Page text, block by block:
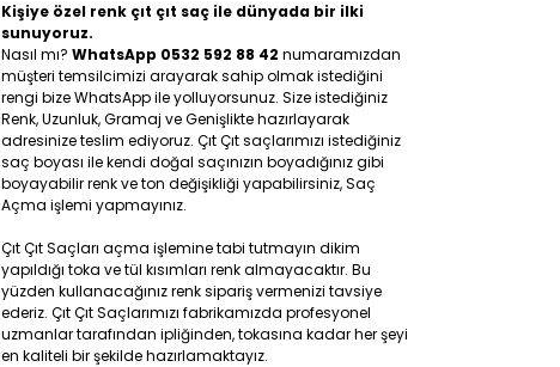
Kişiye özel renk çıt çıt saç ile dünyada bir ilki
sunuyoruz.
Nasıl mı? WhatsApp 0532 592 88 42 numaramızdan
müşteri temsilcimizi arayarak sahip olmak istediğini
rengi bize WhatsApp ile yolluyorsunuz. Size istediğiniz
Renk, Uzunluk, Gramaj ve Genişlikte hazırlayarak
adresinize teslim ediyoruz. Çıt Çıt saçlarımızı istediğiniz
saç boyası ile kendi doğal saçınızın boyadığınız gibi
boyayabilir renk ve ton değişikliği yapabilirsiniz, Saç
Açma işlemi yapmayınız.
Çıt Çıt Saçları açma işlemine tabi tutmayın dikim
yapıldığı toka ve tül kısımları renk almayacaktır. Bu
yüzden kullanacağınız renk sipariş vermenizi tavsiye
ederiz. Çıt Çıt Saçlarımızı fabrikamızda profesyonel
uzmanlar tarafından ipliğinden, tokasına kadar her şeyi
en kaliteli bir şekilde hazırlamaktayız.